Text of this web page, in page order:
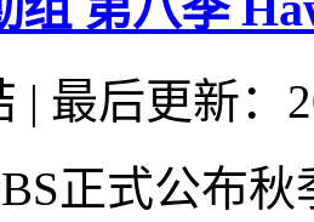
| 最后更新：
正式公布